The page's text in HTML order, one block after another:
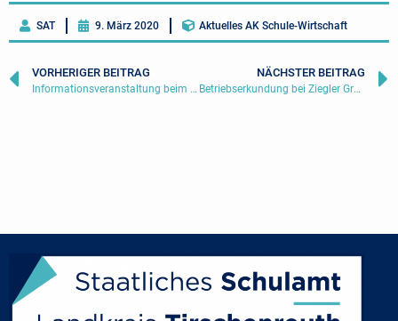
SAT 9. März 2020 Aktuelles AK Schule-Wirtschaft
VORHERIGER BEITRAG
Informationsveranstaltung beim Möbelhaus Gleißner-Interliving | 26. November 2019
NÄCHSTER BEITRAG
Betriebserkundung bei Ziegler Group | 29.09.2020